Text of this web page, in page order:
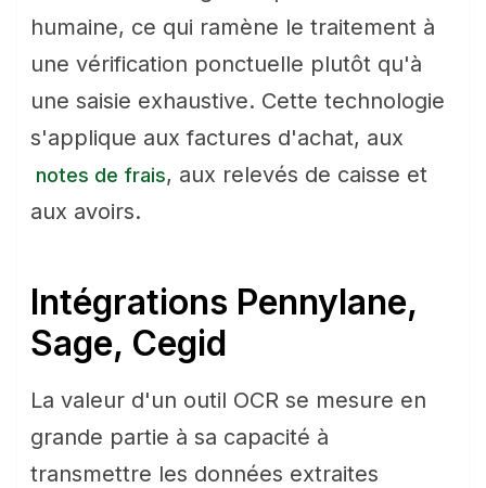
humaine, ce qui ramène le traitement à
une vérification ponctuelle plutôt qu'à
une saisie exhaustive. Cette technologie
s'applique aux factures d'achat, aux
notes de frais, aux relevés de caisse et
aux avoirs.
Intégrations Pennylane,
Sage, Cegid
La valeur d'un outil OCR se mesure en
grande partie à sa capacité à
transmettre les données extraites